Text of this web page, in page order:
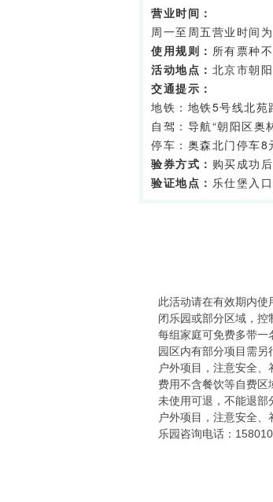
营业时间：
周一至周五营业时间
使用规则： 所有票种
活动地点： 北京市朝
交通提示：
地铁：地铁5号线北苑
自驾：导航“朝阳区奥
停车：奥森北门停车8
验券方式： 购买成功
验证地点： 乐仕堡入
此活动请在有效期内
闭乐园或部分区域，控
每组家庭可免费多带一
园区内有部分项目需另
户外项目，注意安全、
费用不含餐饮等自费区
未使用可退，不能退部
户外项目，注意安全、
乐园咨询电话：